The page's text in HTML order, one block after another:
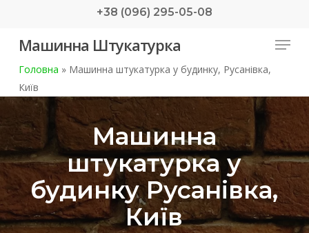
main
+38 (096) 295-05-08
Машинна Штукатурка Menu
Головна »Машинна штукатурка у будинку, Русанівка,
Київ
Машинна
штукатурка у
будинку Русанівка,
Київ